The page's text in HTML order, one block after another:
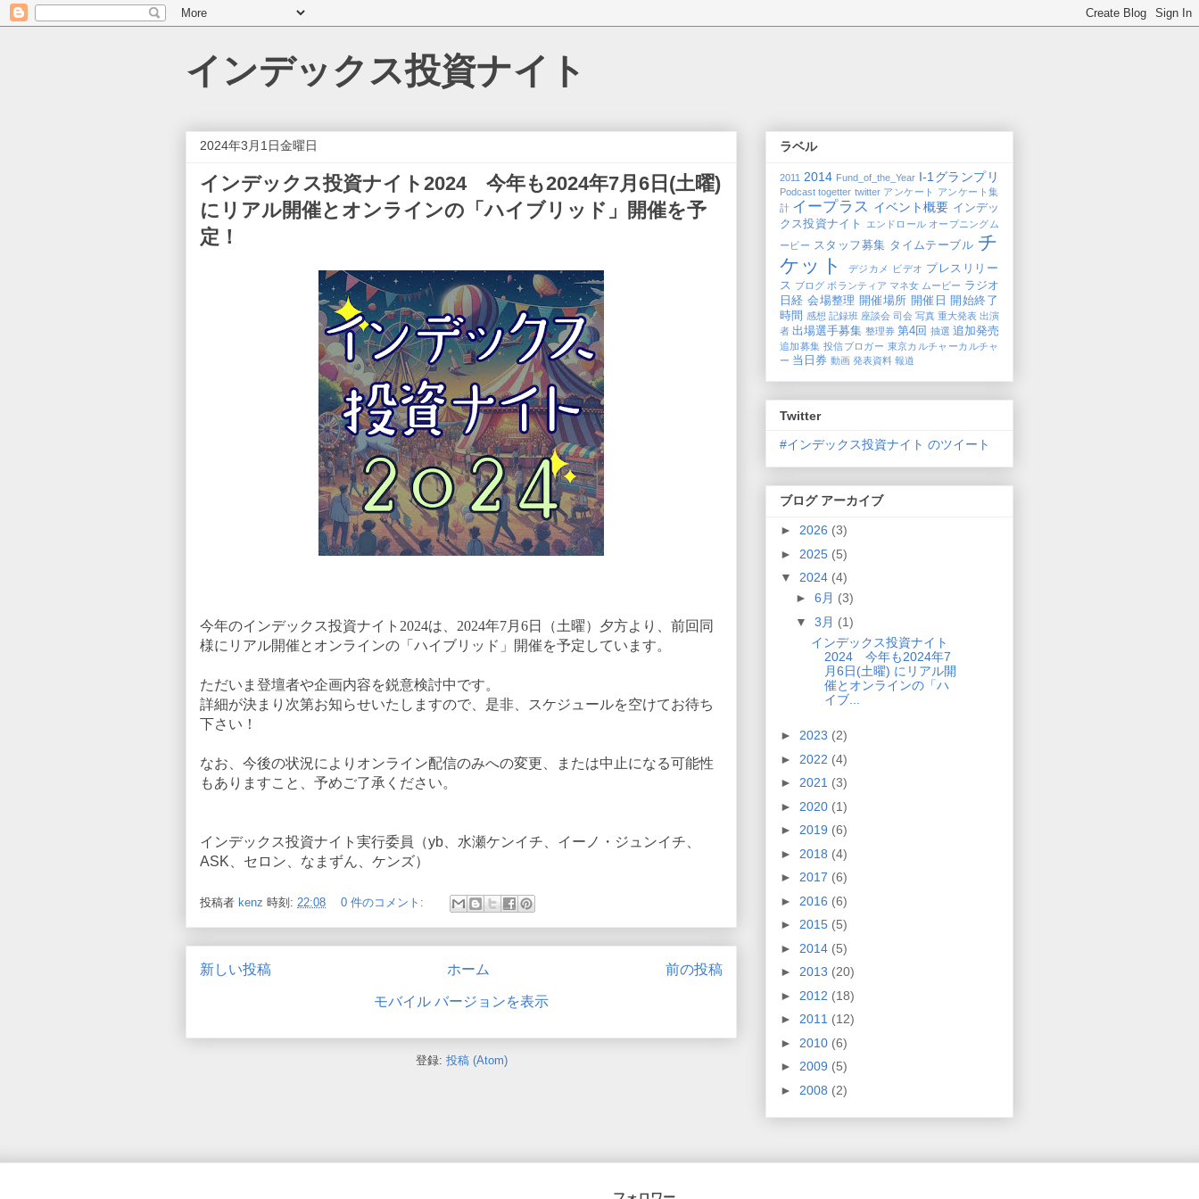
インデックス投資ナイト
2024年3月1日金曜日
インデックス投資ナイト2024 今年も2024年7月6日(土曜)
にリアル開催とオンラインの「ハイブリッド」開催を予
定！
今年のインデックス投資ナイト2024は、2024年7月6日（土曜）夕方より、前回同
様にリアル開催とオンラインの「ハイブリッド」開催を予定しています。
ただいま登壇者や企画内容を鋭意検討中です。
詳細が決まり次第お知らせいたしますので、是非、スケジュールを空けてお待ち
下さい！
なお、今後の状況によりオンライン配信のみへの変更、または中止になる可能性
もありますこと、予めご了承ください。
インデックス投資ナイト実行委員（yb、水瀬ケンイチ、イーノ・ジュンイチ、
ASK、セロン、なまずん、ケンズ）
投稿者 kenz 時刻: 22:08 0 件のコメント:
新しい投稿 前の投稿
ホーム
モバイル バージョンを表示
登録: 投稿 (Atom)
ラベル
2011 2014 Fund_of_the_Year I-1グランプリ
Podcast togetter twitter アンケート
アンケート集
計 イープラス イベント概要 インデッ
クス投資ナイト
エンドロール オープニングム
ービー スタッフ募集 タイムテーブル チ
ケット
デジカメ ビデオ プレスリリー
ス ブログ ボランティア マネ女 ムービー ラジオ
日経 会場整理 開催場所 開催日 開始終了
時間 感想 記録班 座談会 司会 写真 重大発表 出演
者 出場選手募集 整理券 第4回 抽選 追加発売
追加募集 投信ブロガー 東京カルチャーカルチャ
ー 当日券 動画 発表資料 報道
Twitter
#インデックス投資ナイト のツイート
ブログ アーカイブ
► 2026 (3)
► 2025 (5)
▼ 2024 (4)
► 6月 (3)
▼ 3月 (1)
インデックス投資ナイト
2024 今年も2024年7
月6日(土曜) にリアル開
催とオンラインの「ハ
イブ...
► 2023 (2)
► 2022 (4)
► 2021 (3)
► 2020 (1)
► 2019 (6)
► 2018 (4)
► 2017 (6)
► 2016 (6)
► 2015 (5)
► 2014 (5)
► 2013 (20)
► 2012 (18)
► 2011 (12)
► 2010 (6)
► 2009 (5)
► 2008 (2)